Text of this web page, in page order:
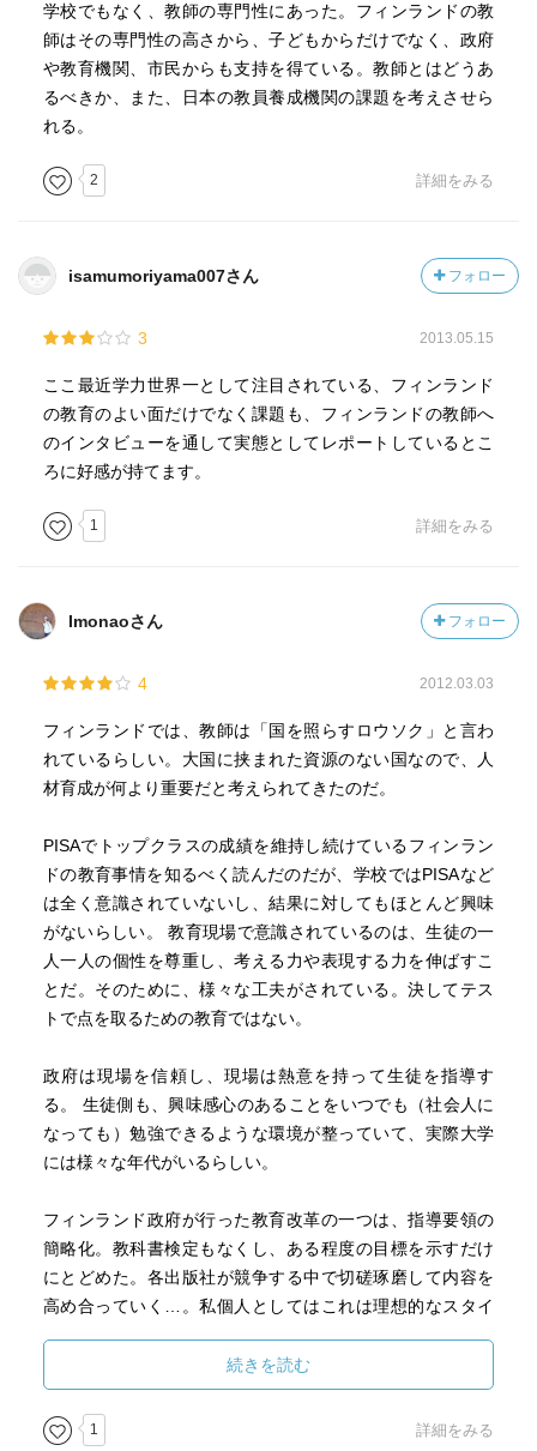
学校でもなく、教師の専門性にあった。フィンランドの教
師はその専門性の高さから、子どもからだけでなく、政府
や教育機関、市民からも支持を得ている。教師とはどうあ
るべきか、また、日本の教員養成機関の課題を考えさせら
れる。
2 詳細をみる
isamumoriyama007さん フォロー
3 2013.05.15
ここ最近学力世界一として注目されている、フィンランド
の教育のよい面だけでなく課題も、フィンランドの教師へ
のインタビューを通して実態としてレポートしているとこ
ろに好感が持てます。
1 詳細をみる
Imonaoさん フォロー
4 2012.03.03
フィンランドでは、教師は「国を照らすロウソク」と言わ
れているらしい。大国に挟まれた資源のない国なので、人
材育成が何より重要だと考えられてきたのだ。
PISAでトップクラスの成績を維持し続けているフィンラン
ドの教育事情を知るべく読んだのだが、学校ではPISAなど
は全く意識されていないし、結果に対してもほとんど興味
がないらしい。 教育現場で意識されているのは、生徒の一
人一人の個性を尊重し、考える力や表現する力を伸ばすこ
とだ。そのために、様々な工夫がされている。決してテス
トで点を取るための教育ではない。
政府は現場を信頼し、現場は熱意を持って生徒を指導す
る。 生徒側も、興味感心のあることをいつでも（社会人に
なっても）勉強できるような環境が整っていて、実際大学
には様々な年代がいるらしい。
フィンランド政府が行った教育改革の一つは、指導要領の
簡略化。教科書検定もなくし、ある程度の目標を示すだけ
にとどめた。各出版社が競争する中で切磋琢磨して内容を
高め合っていく…。私個人としてはこれは理想的なスタイ
結局のところ画一的な知識の詰め込みになってしまうのだ
ろうか…。
とにかく、フィンランドの教育改革を見習って、日本も国
続きを読む
1 詳細をみる